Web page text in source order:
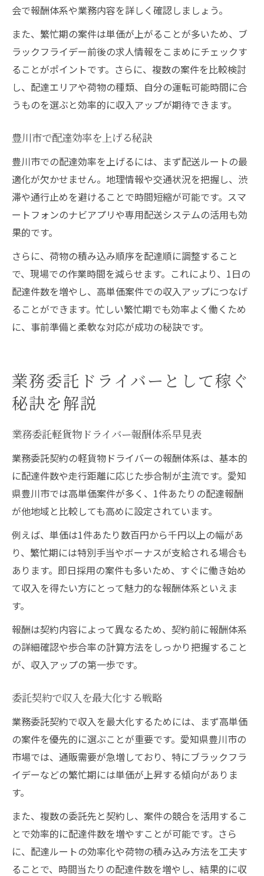
会で報酬体系や業務内容を詳しく確認しましょう。
また、繁忙期の案件は単価が上がることが多いため、ブ
ラックフライデー前後の求人情報をこまめにチェックす
ることがポイントです。さらに、複数の案件を比較検討
し、配達エリアや荷物の種類、自分の運転可能時間に合
うものを選ぶと効率的に収入アップが期待できます。
豊川市で配達効率を上げる秘訣
豊川市での配達効率を上げるには、まず配送ルートの最
適化が欠かせません。地理情報や交通状況を把握し、渋
滞や通行止めを避けることで時間短縮が可能です。スマ
ートフォンのナビアプリや専用配送システムの活用も効
果的です。
さらに、荷物の積み込み順序を配達順に調整すること
で、現場での作業時間を減らせます。これにより、1日の
配達件数を増やし、高単価案件での収入アップにつなげ
ることができます。忙しい繁忙期でも効率よく働くため
に、事前準備と柔軟な対応が成功の秘訣です。
業務委託ドライバーとして稼ぐ
秘訣を解説
業務委託軽貨物ドライバー報酬体系早見表
業務委託契約の軽貨物ドライバーの報酬体系は、基本的
に配達件数や走行距離に応じた歩合制が主流です。愛知
県豊川市では高単価案件が多く、1件あたりの配達報酬
が他地域と比較しても高めに設定されています。
例えば、単価は1件あたり数百円から千円以上の幅があ
り、繁忙期には特別手当やボーナスが支給される場合も
あります。即日採用の案件も多いため、すぐに働き始め
て収入を得たい方にとって魅力的な報酬体系といえま
す。
報酬は契約内容によって異なるため、契約前に報酬体系
の詳細確認や歩合率の計算方法をしっかり把握すること
が、収入アップの第一歩です。
委託契約で収入を最大化する戦略
業務委託契約で収入を最大化するためには、まず高単価
の案件を優先的に選ぶことが重要です。愛知県豊川市の
市場では、通販需要が急増しており、特にブラックフラ
イデーなどの繁忙期には単価が上昇する傾向がありま
す。
また、複数の委託先と契約し、案件の競合を活用するこ
とで効率的に配達件数を増やすことが可能です。さら
に、配達ルートの効率化や荷物の積み込み方法を工夫す
ることで、時間当たりの配達件数を増やし、結果的に収